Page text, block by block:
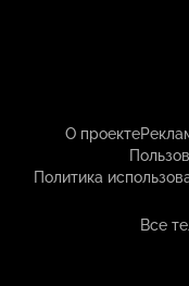
О проекте
Политика
Все